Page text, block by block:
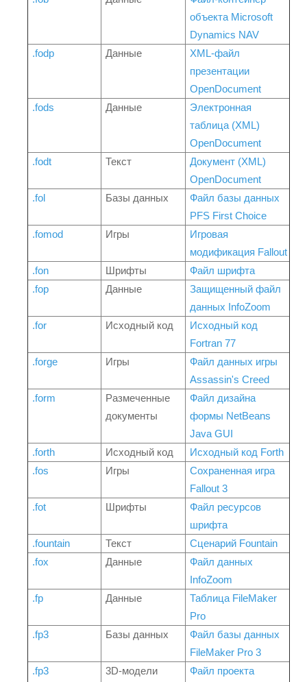
объекта Microsoft
Dynamics NAV
.fodp
Данные
XML-файл
презентации
OpenDocument
.fods
Данные
Электронная
таблица (XML)
OpenDocument
.fodt
Текст
Документ (XML)
OpenDocument
.fol
Базы данных
Файл базы данных
PFS First Choice
.fomod
Игры
Игровая
модификация Fallout
.fon
Шрифты
Файл шрифта
.fop
Данные
Защищенный файл
данных InfoZoom
.for
Исходный код
Исходный код
Fortran 77
.forge
Игры
Файл данных игры
Assassin's Creed
.form
Размеченные
документы
Файл дизайна
формы NetBeans
Java GUI
.forth
Исходный код
Исходный код Forth
.fos
Игры
Сохраненная игра
Fallout 3
.fot
Шрифты
Файл ресурсов
шрифта
.fountain
Текст
Сценарий Fountain
.fox
Данные
Файл данных
InfoZoom
.fp
Данные
Таблица FileMaker
Pro
.fp3
Базы данных
Файл базы данных
FileMaker Pro 3
.fp3
3D-модели
Файл проекта